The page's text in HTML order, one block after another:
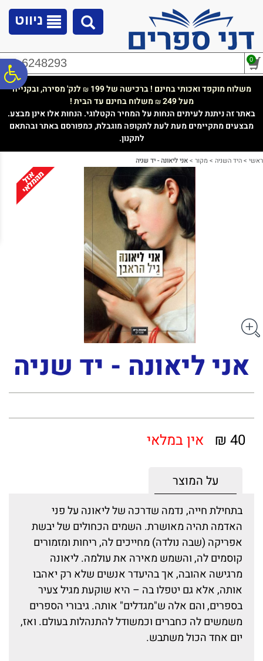
נגישות
ניווט
02-6248293 0
משלוח מוקפד ואכותי בחינם ! ברכישה של 199 ₪ לנק' מסירה, ובקנייה
מעל 249
₪משלוח בחינם עד הבית !
באתר זה ניתנת לעיתים הנחות על המחיר הקטלוגי. הנחות אלו אינן מבצע.
מבצעים מתקיימים מעת לעת לתקופה מוגבלת, כמפורסם באתר ובהתאם
לתקנון.
ראשי >היד השניה >מקור >אני ליאונה - יד שניה
אני ליאונה - יד שניה
40 ₪ אין במלאי
על המוצר
בתחילת חייה, נדמה שדרכה של ליאונה על פני
האדמה תהיה מאושרת. השמים הכחולים של יבשת
אפריקה (שבה נולדה) מחייכים לה, ריחות ומזמורים
קוסמים לה, והשמש מאירה את עולמה. ליאונה
מרגישה אהובה, אך בהיעדר אנשים שלא רק יאהבו
אותה, אלא גם יטפלו בה – היא שוקעת מגיל צעיר
בספרים, והם אלה ש"מגדלים" אותה. גיבורי הספרים
משמשים לה כחברים וכמשודל להתנהלות בעולם. ואז,
יום אחד הכול משתבש.